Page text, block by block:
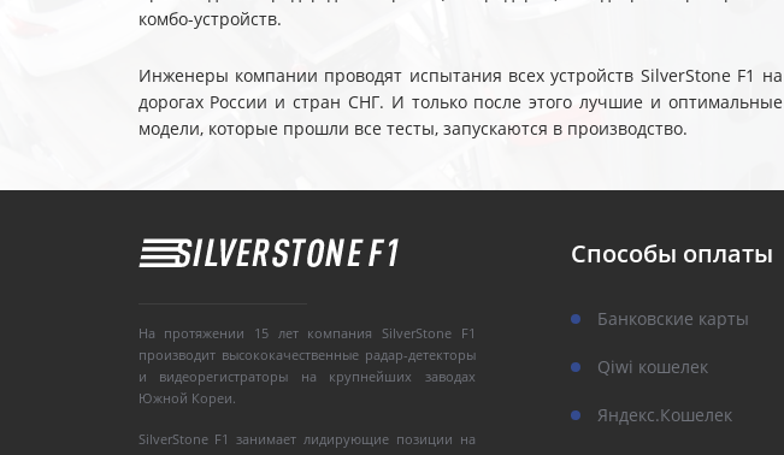
комбо-устройств.
Инженеры компании проводят испытания всех устройств SilverStone F1 на
дорогах России и стран СНГ. И только после этого лучшие и оптимальные
модели, которые прошли все тесты, запускаются в производство.
На протяжении 15 лет компания SilverStone F1
производит высококачественные радар-детекторы
и видеорегистраторы на крупнейших заводах
Южной Кореи.
SilverStone F1 занимает лидирующие позиции на
Способы оплаты
Банковские карты
Qiwi кошелек
Яндекс.Кошелек